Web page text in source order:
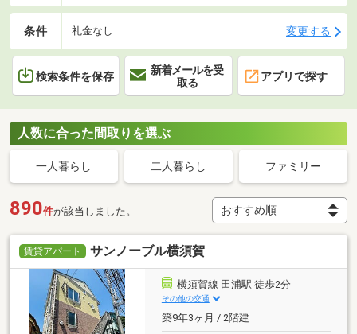
条件 礼金なし 変更する
検索条件を保存
新着メールを受
取る
アプリで探す
人数に合った間取りを選ぶ
一人暮らし 二人暮らし ファミリー
890件が該当しました。
賃貸アパート サンノーブル横須賀
横須賀線 田浦駅 徒歩2分
その他の交通
築9年3ヶ月 / 2階建